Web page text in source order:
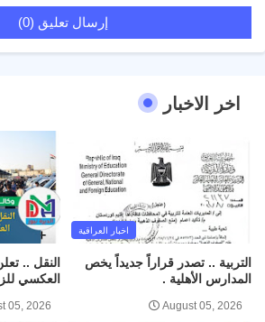
إرسال تعليق (0)
اخر الاخبار
اخبار العراقية
التربية .. تصدر قراراً جديداً يخص
المدارس الأهلية .
August 05, 2026
النقل ..
العكسي
05, 2026